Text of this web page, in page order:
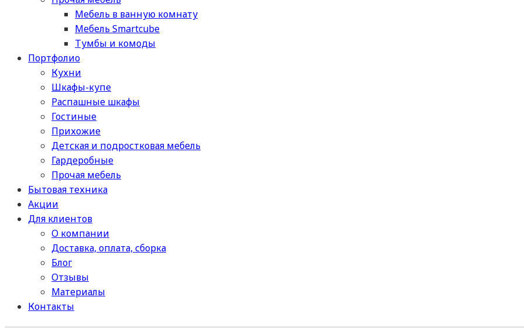
Мебель в ванную комнату
Мебель Smartcube
Тумбы и комоды
Портфолио
Кухни
Шкафы-купе
Распашные шкафы
Гостиные
Прихожие
Детская и подростковая мебель
Гардеробные
Прочая мебель
Бытовая техника
Акции
Для клиентов
О компании
Доставка, оплата, сборка
Блог
Отзывы
Материалы
Контакты